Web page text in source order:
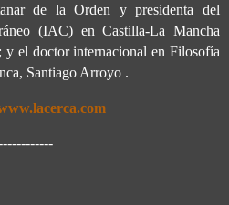
de la Orden y presidenta del
(IAC) en Castilla-La Mancha
y el doctor internacional en Filosofía
Santiago Arroyo .